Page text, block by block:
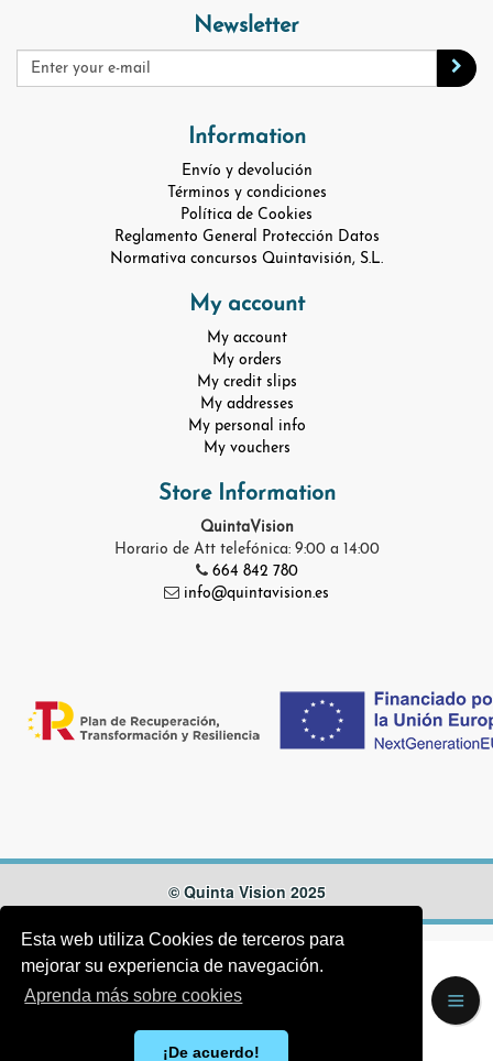
Esta web utiliza Cookies de terceros para
mejorar su experiencia de navegación.
Aprenda más sobre cookies
¡De acuerdo!
Newsletter
Information
Envío y devolución
Términos y condiciones
Política de Cookies
Reglamento General Protección Datos
Normativa concursos Quintavisión, S.L.
My account
My account
My orders
My credit slips
My addresses
My personal info
My vouchers
Store Information
QuintaVision
Horario de Att telefónica: 9:00 a 14:00
664 842 780
info@quintavision.es
© Quinta Vision 2025